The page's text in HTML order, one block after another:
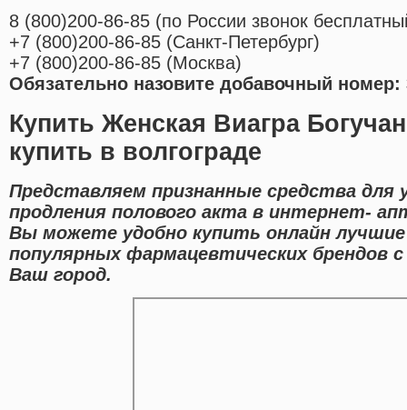
8 (800)200-86-85 (по России звонок
+7 (800)200-86-85 (Санкт-Петербург)
+7 (800)200-86-85 (Москва)
Обязательно назовите добавочный номер:
Купить Женская Виагра
купить в волгограде
Представляем признанные средства для
продления полового акта в интернет-
Вы можете удобно купить онлайн
популярных фармацевтических брендов
Ваш город.